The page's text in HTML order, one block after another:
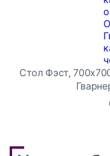
Стол Фэст,